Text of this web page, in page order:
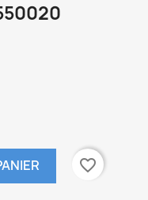
favorite_border